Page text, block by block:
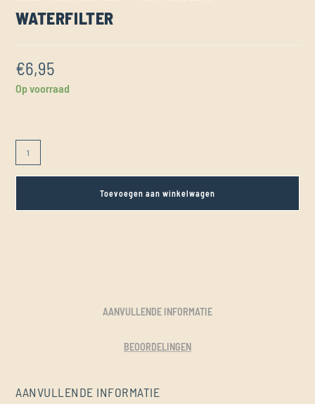
WATERFILTER
€6,95
Op voorraad
Toevoegen aan winkelwagen
AANVULLENDE INFORMATIE
BEOORDELINGEN
AANVULLENDE INFORMATIE